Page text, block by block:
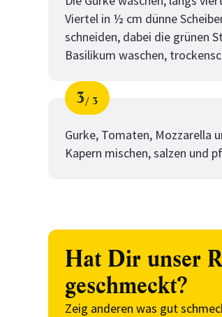
Viertel in ½ cm dünne
schneiden, dabei die grünen
Basilikum waschen,
Schritt
3
von
3
Gurke, Tomaten, Mozzarella
Kapern mischen, salzen und
Hat Dir unser
geschmeckt?
Zeig anderen was gut